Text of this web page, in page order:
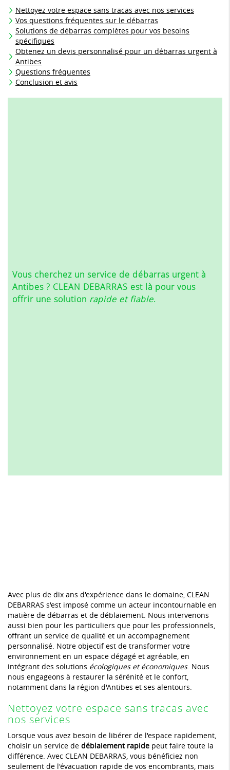
Nettoyez votre espace sans tracas avec nos services
Vos questions fréquentes sur le débarras
Solutions de débarras complètes pour vos besoins
spécifiques
Obtenez un devis personnalisé pour un débarras urgent à
Antibes
Questions fréquentes
Conclusion et avis
Vous cherchez un service de débarras urgent à
Antibes? CLEAN DEBARRAS est là pour vous
offrir une solution rapide et fiable.
Avec plus de dix ans d'expérience dans le domaine, CLEAN
DEBARRAS s'est imposé comme un acteur incontournable en
matière de débarras et de déblaiement. Nous intervenons
aussi bien pour les particuliers que pour les professionnels,
offrant un service de qualité et un accompagnement
personnalisé. Notre objectif est de transformer votre
environnement en un espace dégagé et agréable, en
intégrant des solutions écologiques et économiques. Nous
nous engageons à restaurer la sérénité et le confort,
notamment dans la région d'Antibes et ses alentours.
Nettoyez votre espace sans tracas avec
nos services
Lorsque vous avez besoin de libérer de l'espace rapidement,
choisir un service de déblaiement rapide peut faire toute la
différence. Avec CLEAN DEBARRAS, vous bénéficiez non
seulement de l'évacuation rapide de vos encombrants, mais